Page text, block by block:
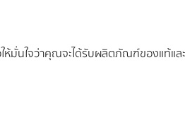
มั่นใจว่าคุณจะได้รับผลิตภัณฑ์ของแท้แล